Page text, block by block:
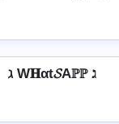
ℷ W𝐇αt𝓢Aℙℙ ℷ